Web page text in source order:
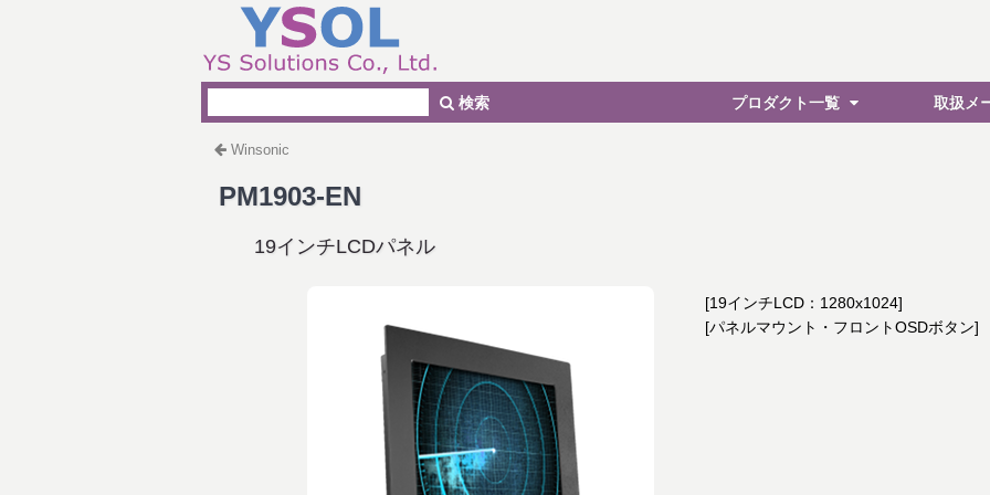
Winsonic
PM1903-EN
19インチLCDパネル
[19インチLCD：1280x1024]
[パネルマウント・フロントOSDボタン]
検索 プロダクト一覧 取扱メ